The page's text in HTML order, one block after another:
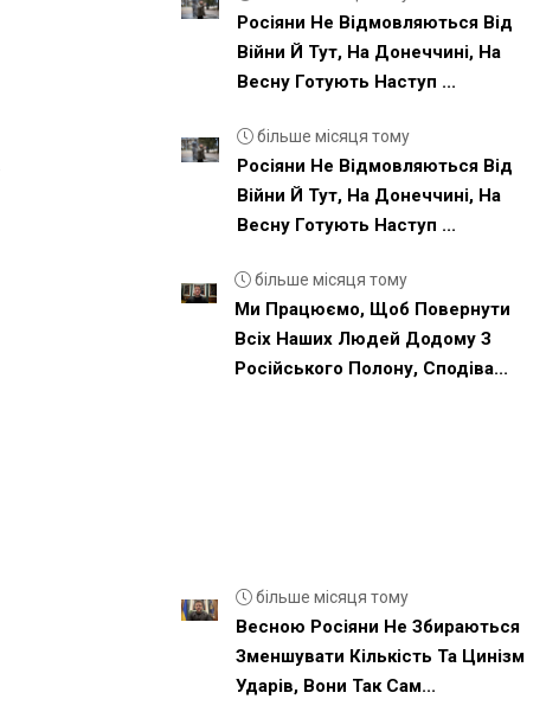
Росіяни Не Відмовляються Від
Війни Й Тут, На Донеччині, На
Весну Готують Наступ ...
більше місяця тому
Росіяни Не Відмовляються Від
Війни Й Тут, На Донеччині, На
Весну Готують Наступ ...
більше місяця тому
Ми Працюємо, Щоб Повернути
Всіх Наших Людей Додому З
Російського Полону, Сподіва...
більше місяця тому
Весною Росіяни Не Збираються
Зменшувати Кількість Та Цинізм
Ударів, Вони Так Сам...